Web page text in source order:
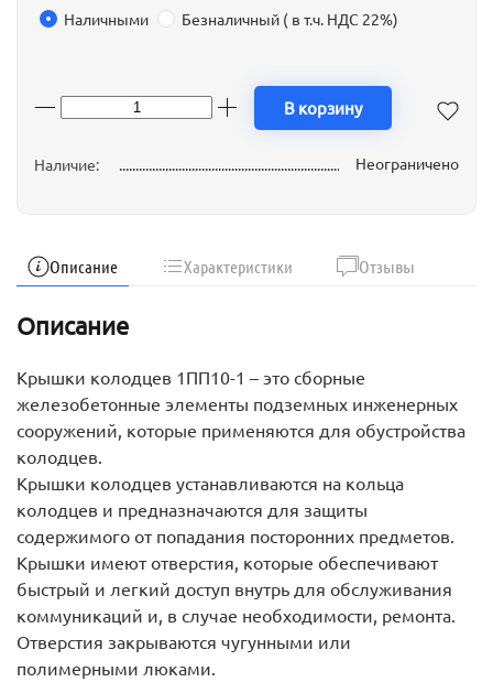
Наличными
Безналичный ( в т.ч. НДС 22%)
В корзину
Наличие: Неограничено
Описание Характеристики Отзывы
Описание
Крышки колодцев 1ПП10-1 – это сборные
железобетонные элементы подземных инженерных
сооружений, которые применяются для обустройства
колодцев.
Крышки колодцев устанавливаются на кольца
колодцев и предназначаются для защиты
содержимого от попадания посторонних предметов.
Крышки имеют отверстия, которые обеспечивают
быстрый и легкий доступ внутрь для обслуживания
коммуникаций и, в случае необходимости, ремонта.
Отверстия закрываются чугунными или
полимерными люками.